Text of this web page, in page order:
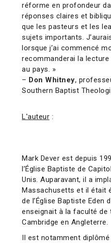
réforme en profondeur
réponses claires et
que les pasteurs et les
sujets importants.
lorsque j’ai commencé
recommanderai la
au pays. »
– Don Whitney,
Southern Baptist
L'auteur :
Mark Dever est depuis
l’Église Baptiste de
Unis. Auparavant, il a
Massachusetts et il était
de l’Église Baptiste Eden
enseignait à la faculté de
Cambridge en Angleterre.
Il est notamment